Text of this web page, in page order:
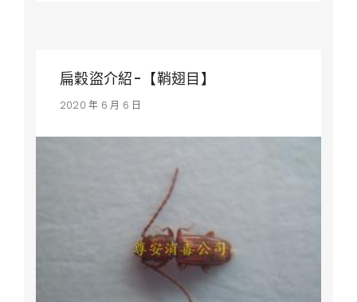
扁穀盜介紹-【鞘翅目】
2020 年 6 月 6 日